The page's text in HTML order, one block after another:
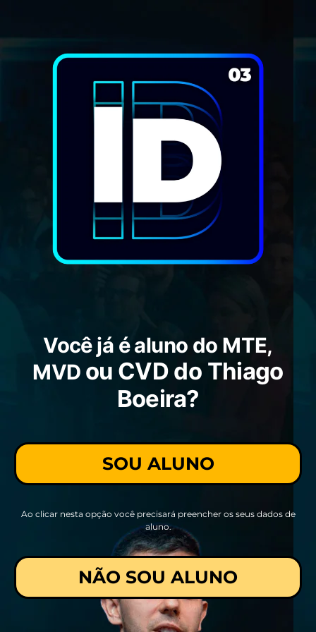
Você já é aluno do MTE,
MVD ou CVD do Thiago
Boeira?
SOU ALUNO
Ao clicar nesta opção você precisará preencher os seus dados de
aluno.
NÃO SOU ALUNO